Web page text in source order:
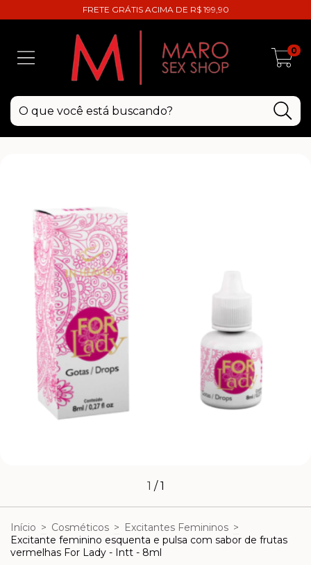
FRETE GRÁTIS ACIMA DE R$ 199,90
0
1 /1
Início > Cosméticos > Excitantes Femininos >
Excitante feminino esquenta e pulsa com sabor de frutas
vermelhas For Lady - Intt - 8ml